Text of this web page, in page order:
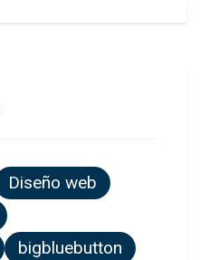
Diseño web
bigbluebutton